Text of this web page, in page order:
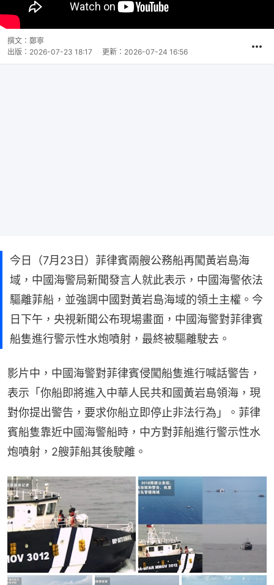
撰文： 鄭寧
出版： 2026-07-23 18:17 更新： 2026-07-24 16:56
今日（7月23日）菲律賓兩艘公務船再闖黃岩島海
域，中國海警局新聞發言人就此表示，中國海警依法
驅離菲船，並強調中國對黃岩島海域的領土主權。今
日下午，央視新聞公布現場畫面，中國海警對菲律賓
船隻進行警示性水炮噴射，最終被驅離駛去。
影片中，中國海警對菲律賓侵闖船隻進行喊話警告，
表示「你船即將進入中華人民共和國黃岩島領海，現
對你提出警告，要求你船立即停止非法行為」。菲律
賓船隻靠近中國海警船時，中方對菲船進行警示性水
炮噴射，2艘菲船其後駛離。